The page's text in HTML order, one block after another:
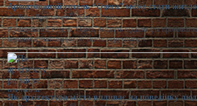
Арештований готель “Одеса” може стати
Діана Ярмоленко
Сер 7, 2026
Арештований готель "Одеса" можуть віддати для
першим арештованим об’єктом нерухомості,
Як архітектура міста впливає на поведінку